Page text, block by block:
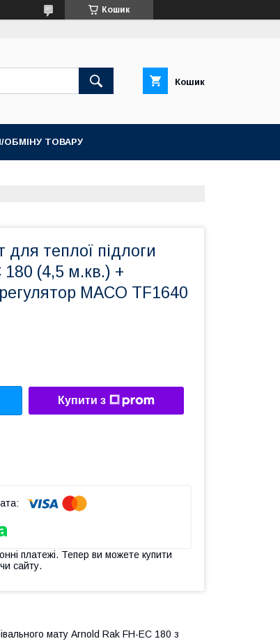
Кошик
Кошик
ТОВАРУ
для теплої підлоги
(4,5 м.кв.) +
MACO TF1640
Купити з
платежі. Тепер ви можете купити
сайту.
мату Arnold Rak FH-EC 180 з